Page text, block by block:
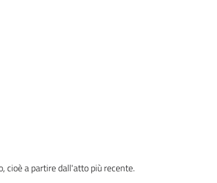
cioè a partire dall'atto più recente.